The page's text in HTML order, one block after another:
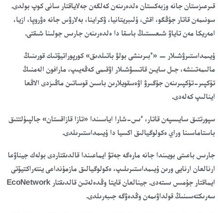
قىرعىزستان جانە وزبەكستان ەلدەرىنەن كەلگەن جەلاياقتار سانى كوپ بولدى.
سونىمەن قاتار جۇڭگو، اقش، ۇلىبريتانيا، ۋكراينا، بەلارۋس جانە ەۋروپا، ازيا،
امەريكا مەن تاياۋ شىعىستىڭ باسقا دا ەلدەرىنەن جارىس جولىنا شىقتى.
ۇيىمداستىرۋشىلار — «ءبىرىنشى بولۋ باتىلدىق» كورپوراتيۆتىك قورىنىڭ
مالىمەتىنشە، جىل سايىن قاتىسۋشىلار اۋقىمى كەڭەيىپ، مارافون الەمنىڭ
تۇكپىر-تۇكپىرىنەن جۇگىرۋ اۋەسقويلارىن باسىن قوساتىن ماڭىزدى الاڭعا
اينالىپ كەلەدى.
سپورتتىق سايىسپەن قاتار، ءىس-شارا اياسىندا «تازا قازاقستان» جالپىۇلتتىق
باستاماسىنا وراي ەكولوگيالىق اكسيا دا ۇيىمداستىرىلدى.
جارىس باعىتى بويىندا جانە مارەگە جەتۋ ايماعىندا قالدىقتاردى بولەك جيناۋعا
ارنالعان ارنايى ورىن ۇيىمداستىرىلىپ، ەكولوگيالىق مازمۇنداعى ينتەراكتيۆتى
ايماقتار جۇمىس ىستەدى. جينالعان قايتا وڭدەلەتىن قالدىقتار EcoNetwork
سەرىكتەسىنىڭ قولداۋىمەن وڭدەۋگە جىبەرىلدى.